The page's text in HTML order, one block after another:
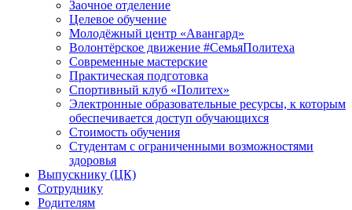
Заочное отделение
Целевое обучение
Молодёжный центр «Авангард»
Волонтёрское движение #СемьяПолитеха
Современные мастерские
Практическая подготовка
Спортивный клуб «Политех»
Электронные образовательные ресурсы, к которым
обеспечивается доступ обучающихся
Стоимость обучения
Студентам с ограниченными возможностями
здоровья
Выпускнику (ЦК)
Сотруднику
Родителям